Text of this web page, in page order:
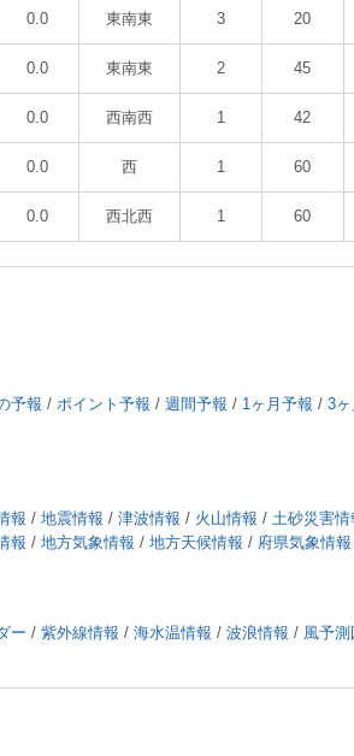
0.0 東南東 3 20
0.0 東南東 2 45
0.0 西南西 1 42
0.0 西 1 60
0.0 西北西 1 60
予報 / ポイント予報 / 週間予報 / 1ヶ月予報 / 3
報 / 地震情報 / 津波情報 / 火山情報 / 土砂災害情
報 / 地方気象情報 / 地方天候情報 / 府県気象情報
ー / 紫外線情報 / 海水温情報 / 波浪情報 / 風予測